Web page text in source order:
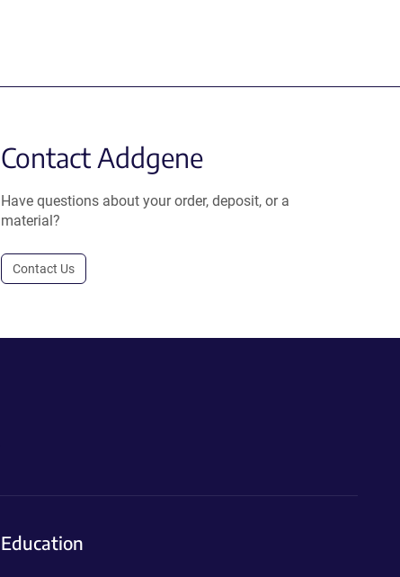
Contact Addgene
Have questions about your order, deposit, or a
material?
Contact Us
Education